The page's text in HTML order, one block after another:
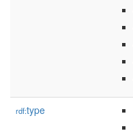
rdf:type